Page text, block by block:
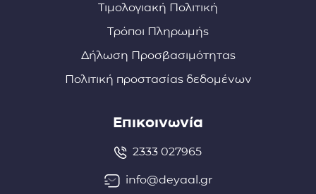
Τιμολογιακή Πολιτική
Τρόποι Πληρωμής
Δήλωση Προσβασιμότητας
Πολιτική προστασίας δεδομένων
Επικοινωνία
2333 027965
info@deyaal.gr